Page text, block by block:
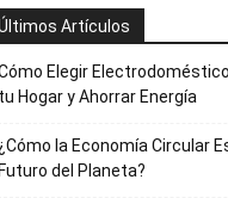
Artículos
Elegir
tu Hogar y Ahorrar Energía
¿Cómo la Economía Circular
Futuro del Planeta?